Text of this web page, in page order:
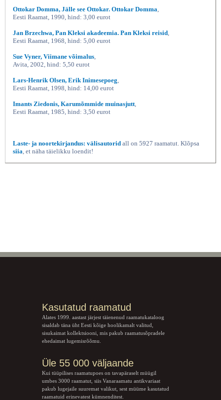
Ottokar Domma, Jälle see Ottokar. Ottokar Domma,
Eesti Raamat, 1990, hind: 3,00 eurot
Jan Brzechwa, Pan Kleksi akadeemia. Pan Kleksi reisid,
Eesti Raamat, 1968, hind: 5,00 eurot
Sue Vyner, Viimane võimalus,
Avita, 2002, hind: 5,50 eurot
Lars-Henrik Olsen, Erik Inimesepoeg,
Eesti Raamat, 1998, hind: 14,00 eurot
Imants Ziedonis, Karumõmmide muinasjutt,
Eesti Raamat, 1985, hind: 3,50 eurot
Laste- ja noortekirjandus: välisautorid all on 5927 raamatut. Klõpsa
siia, et näha täielikku loendit!
Kasutatud raamatud
Alates 1999. aastast järjest täienenud raamatukataloog
sisaldab täna üht Eesti kõige hoolikamalt valitud,
sisukaimat kollektsiooni, mis pakub raamatusõpradele
ehedaimat lugemisrõõmu.
Üle 55 000 väljaande
Kui tüüpilises raamatupoes on tavapäraselt müügil
umbes 3000 raamatut, siis Vanaraamatu antikvariaat
pakub lugejaile suuremat valikut, sest müüme kasutatud
raamatuid erinevatest kümnenditest.